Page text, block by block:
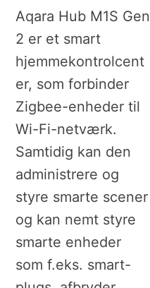
Aqara Hub M1S Gen
2 er et smart
hjemmekontrolcent
er, som forbinder
Zigbee-enheder til
Wi-Fi-netværk.
Samtidig kan den
administrere og
styre smarte scener
og kan nemt styre
smarte enheder
som f.eks. smart-